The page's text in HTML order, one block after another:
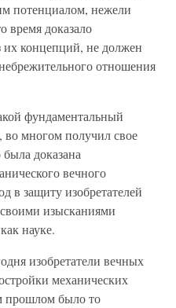
потенциалом, нежели
время доказало
их концепций, не должен
отношения
фундаментальный
во многом получил свое
доказана
вечного
в защиту изобретателей
изысканиями
науке.
изобретатели вечных
механических
прошлом было то